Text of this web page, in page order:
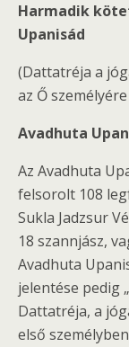
Harmadik
Upanisád
(Dattatréja a
az Ő
Avadhuta
Az Avadhuta
felsorolt 108
Sukla Jadzsur
18 szannjász,
Avadhuta
jelentése pedig
Dattatréja, a
első